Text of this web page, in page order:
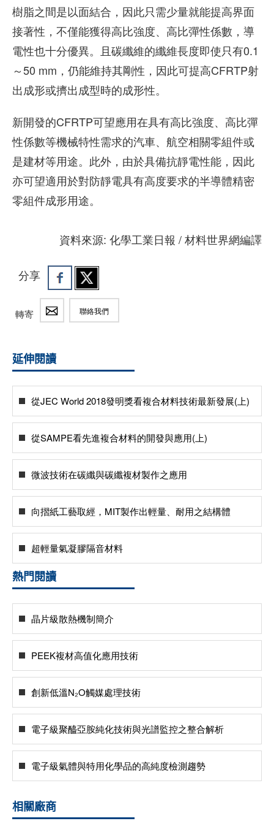
樹脂之間是以面結合，因此只需少量就能提高界面
接著性，不僅能獲得高比強度、高比彈性係數，導
電性也十分優異。且碳纖維的纖維長度即使只有0.1
～50 mm，仍能維持其剛性，因此可提高CFRTP射
出成形或擠出成型時的成形性。
新開發的CFRTP可望應用在具有高比強度、高比彈
性係數等機械特性需求的汽車、航空相關零組件或
是建材等用途。此外，由於具備抗靜電性能，因此
亦可望適用於對防靜電具有高度要求的半導體精密
零組件成形用途。
資料來源: 化學工業日報 / 材料世界網編譯
分享
轉寄 聯絡我們
延伸閱讀
從JEC World 2018發明獎看複合材料技術最新發展(上)
從SAMPE看先進複合材料的開發與應用(上)
微波技術在碳纖與碳纖複材製作之應用
向摺紙工藝取經，MIT製作出輕量、耐用之結構體
超輕量氣凝膠隔音材料
熱門閱讀
晶片級散熱機制簡介
PEEK複材高值化應用技術
創新低溫N₂O觸媒處理技術
電子級聚醯亞胺純化技術與光譜監控之整合解析
電子級氣體與特用化學品的高純度檢測趨勢
相關廠商